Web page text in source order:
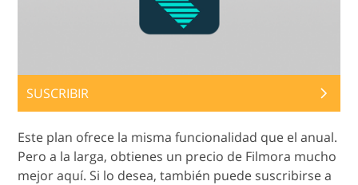
SUSCRIBIR
Este plan ofrece la misma funcionalidad que el anual.
Pero a la larga, obtienes un precio de Filmora mucho
mejor aquí. Si lo desea, también puede suscribirse a